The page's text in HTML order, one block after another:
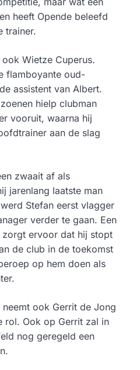
heeft Opende beleefd
trainer.
Wietze Cuperus.
flamboyante oud-
assistent van Albert.
hielp clubman
vooruit, waarna hij
aan de slag
zwaait af als
jarenlang laatste man
Stefan eerst vlagger
verder te gaan. Een
zorgt ervoor dat hij stopt
de club in de toekomst
op hem doen als
ook Gerrit de Jong
rol. Ook op Gerrit zal in
nog geregeld een